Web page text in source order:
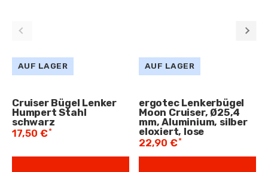
AUF LAGER
Cruiser Bügel Lenker
Humpert Stahl
schwarz
17,50 €*
AUF LAGER
ergotec Lenkerbügel
Moon Cruiser, Ø25,4
mm, Aluminium, silber
eloxiert, lose
22,90 €*